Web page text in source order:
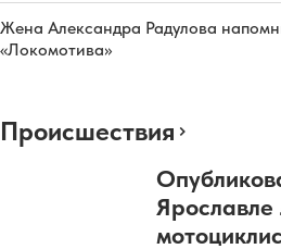
Жена Александра Радулова
«Локомотива»
Происшествия
Ярославле